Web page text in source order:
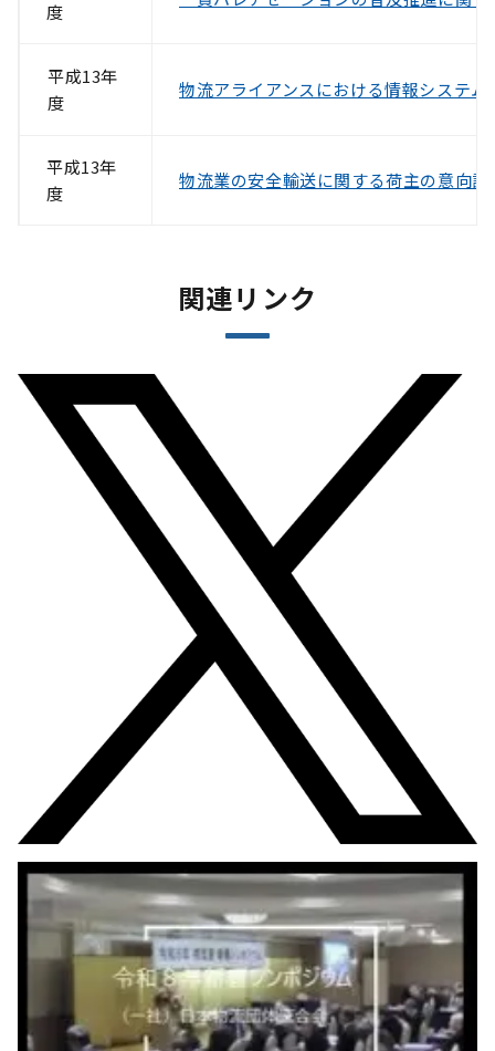
度
平成13年
度
物流アライアンスにおける情報システ
平成13年
度
物流業の安全輸送に関する荷主の意向調
関連リンク